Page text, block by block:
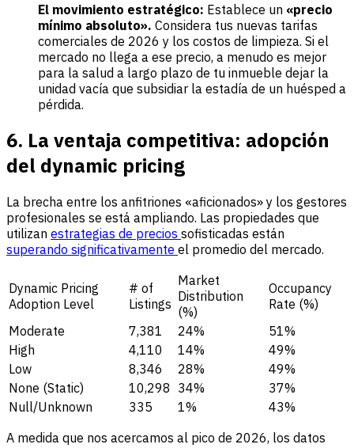
El movimiento estratégico: Establece un «precio
mínimo absoluto». Considera tus nuevas tarifas
comerciales de 2026 y los costos de limpieza. Si el
mercado no llega a ese precio, a menudo es mejor
para la salud a largo plazo de tu inmueble dejar la
unidad vacía que subsidiar la estadía de un huésped a
pérdida.
6. La ventaja competitiva: adopción
del dynamic pricing
La brecha entre los anfitriones «aficionados» y los gestores
profesionales se está ampliando. Las propiedades que
utilizan estrategias de precios sofisticadas están
superando significativamente el promedio del mercado.
Dynamic Pricing
Adoption Level
# of
Listings
Market
Distribution
(%)
Occupancy
Rate (%)
Moderate
7,381 24%
51%
High
4,110 14%
49%
Low
8,346 28%
49%
None (Static)
10,298 34%
37%
Null/Unknown
335 1%
43%
A medida que nos acercamos al pico de 2026, los datos